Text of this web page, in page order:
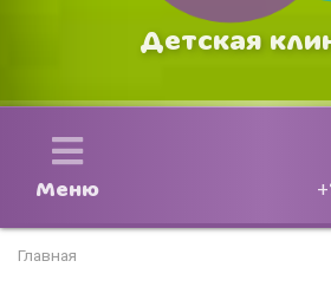
Детская
Меню
Главная